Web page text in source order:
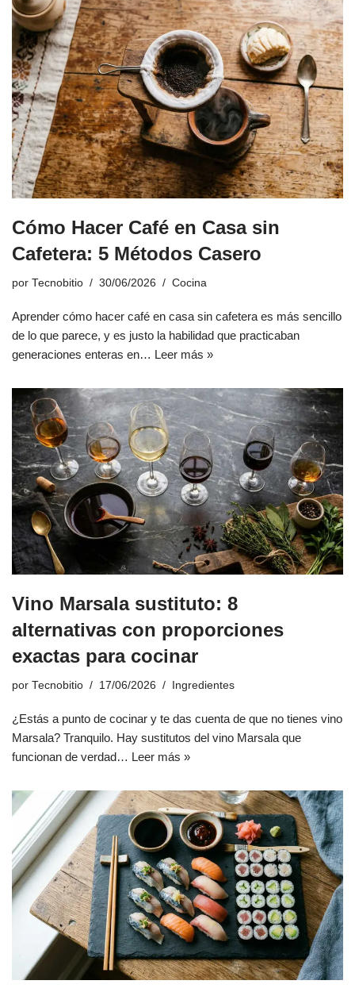
Cómo Hacer Café en Casa sin
Cafetera: 5 Métodos Casero
por Tecnobitio 30/06/2026 Cocina
Aprender cómo hacer café en casa sin cafetera es más sencillo
de lo que parece, y es justo la habilidad que practicaban
generaciones enteras en… Leer más »
Vino Marsala sustituto: 8
alternativas con proporciones
exactas para cocinar
por Tecnobitio 17/06/2026 Ingredientes
¿Estás a punto de cocinar y te das cuenta de que no tienes vino
Marsala? Tranquilo. Hay sustitutos del vino Marsala que
funcionan de verdad… Leer más »